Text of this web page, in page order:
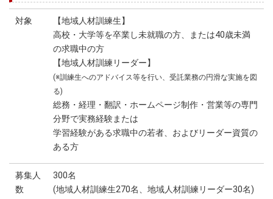
対象
【地域人材訓練生】
高校・大学等を卒業し未就職の方、または40歳未満
の求職中の方
【地域人材訓練リーダー】
(※訓練生へのアドバイス等を行い、受託業務の円滑な実施を図
る)
総務・経理・翻訳・ホームページ制作・営業等の専門
分野で実務経験または
学習経験がある求職中の若者、およびリーダー資質の
ある方
募集人
数
300名
(地域人材訓練生270名、地域人材訓練リーダー30名)